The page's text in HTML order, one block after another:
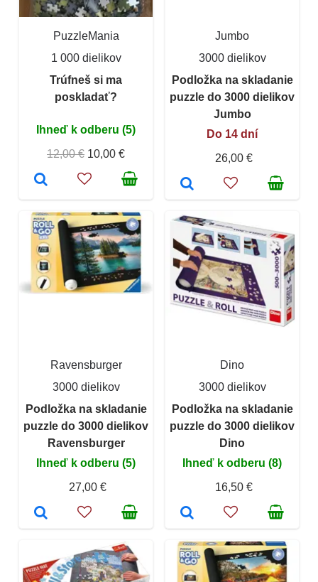
PuzzleMania
1 000 dielikov
Trúfneš si ma
poskladať?
Ihneď k odberu (5)
12,00 € 10,00 €
Jumbo
3000 dielikov
Podložka na skladanie
puzzle do 3000 dielikov
Jumbo
Do 14 dní
26,00 €
Ravensburger
3000 dielikov
Podložka na skladanie
puzzle do 3000 dielikov
Ravensburger
Ihneď k odberu (5)
27,00 €
Dino
3000 dielikov
Podložka na skladanie
puzzle do 3000 dielikov
Dino
Ihneď k odberu (8)
16,50 €